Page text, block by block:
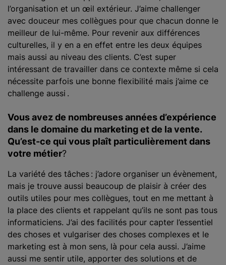
l’organisation et un œil extérieur. J’aime challenger
avec douceur mes collègues pour que chacun donne le
meilleur de lui-même. Pour revenir aux différences
culturelles, il y en a en effet entre les deux équipes
mais aussi au niveau des clients. C’est super
intéressant de travailler dans ce contexte même si cela
nécessite parfois une bonne flexibilité mais j’aime ce
challenge aussi .
Vous avez de nombreuses années d’expérience
dans le domaine du marketing et de la vente.
Qu’est-ce qui vous plaît particulièrement dans
votre métier?
La variété des tâches : j’adore organiser un évènement,
mais je trouve aussi beaucoup de plaisir à créer des
outils utiles pour mes collègues, tout en me mettant à
la place des clients et rappelant qu’ils ne sont pas tous
informaticiens. J’ai des facilités pour capter l’essentiel
des choses et vulgariser des choses complexes et le
marketing est à mon sens, là pour cela aussi. J’aime
aussi me sentir utile, apporter des solutions et de